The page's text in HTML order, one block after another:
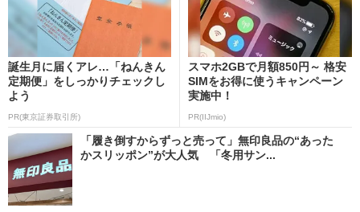
誕生月に届くアレ…「ねんきん
定期便」をしっかりチェックし
よう
PR(東京証券取引所)
スマホ2GBで月額850円～ 格安
SIMをお得に使うキャンペーン
実施中！
PR(IIJmio)
「履き倒すからずっと売って」無印良品の“あった
かスリッポン”が大人気 「冬用サン...